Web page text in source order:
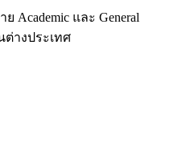
Academic และ General
ต่างประเทศ